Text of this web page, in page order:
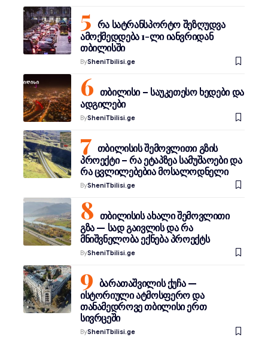
რა სატრანსპორტო შეზღუდვა
ამოქმედდება 1-ლი იანვრიდან
თბილისში
BySheniTbilisi.ge
თბილისი – საუკეთესო ხედები და
ადგილები
BySheniTbilisi.ge
თბილისის შემოვლითი გზის
პროექტი – რა ეტაპზეა სამუშაოები და
რა ცვლილებებია მოსალოდნელი
BySheniTbilisi.ge
თბილისის ახალი შემოვლითი
გზა — სად გაივლის და რა
მნიშვნელობა ექნება პროექტს
BySheniTbilisi.ge
ბარათაშვილის ქუჩა —
ისტორიული ატმოსფერო და
თანამედროვე თბილისი ერთ
სივრცეში
BySheniTbilisi.ge